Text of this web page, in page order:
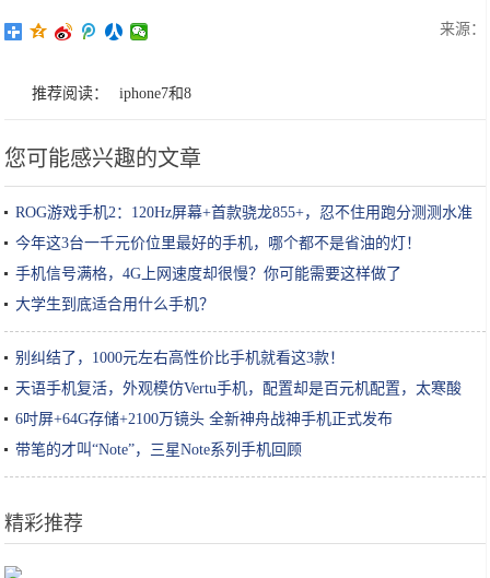
来源：
推荐阅读： iphone7和8
您可能感兴趣的文章
ROG游戏手机2：120Hz屏幕+首款骁龙855+，忍不住用跑分测测水准
今年这3台一千元价位里最好的手机，哪个都不是省油的灯！
手机信号满格，4G上网速度却很慢？你可能需要这样做了
大学生到底适合用什么手机？
别纠结了，1000元左右高性价比手机就看这3款！
天语手机复活，外观模仿Vertu手机，配置却是百元机配置，太寒酸
6吋屏+64G存储+2100万镜头 全新神舟战神手机正式发布
带笔的才叫“Note”，三星Note系列手机回顾
精彩推荐